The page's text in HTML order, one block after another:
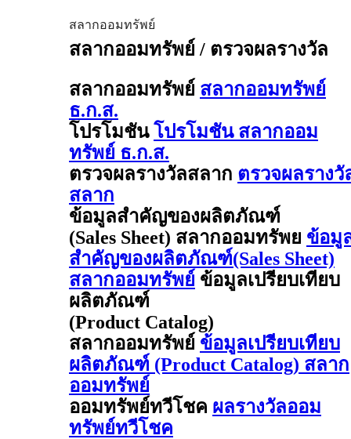
สลากออมทรัพย์
สลากออมทรัพย์ / ตรวจผลรางวัล
สลากออมทรัพย์ สลากออมทรัพย์
ธ.ก.ส.
โปรโมชัน โปรโมชัน สลากออม
ทรัพย์ ธ.ก.ส.
ตรวจผลรางวัลสลาก ตรวจผลรางวั
สลาก
ข้อมูลสำคัญของผลิตภัณฑ์
(Sales Sheet) สลากออมทรัพย ข้อมู
สำคัญของผลิตภัณฑ์(Sales Sheet)
สลากออมทรัพย์ ข้อมูลเปรียบเทียบ
ผลิตภัณฑ์
(Product Catalog)
สลากออมทรัพย์ ข้อมูลเปรียบเทียบ
ผลิตภัณฑ์ (Product Catalog) สลาก
ออมทรัพย์
ออมทรัพย์ทวีโชค ผลรางวัลออม
ทรัพย์ทวีโชค